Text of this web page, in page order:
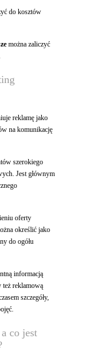
do kosztów
można zaliczyć
reklamę jako
na komunikację
szerokiego
Jest głównym
oferty
określić jako
do ogółu
informacją
też reklamową
szczegóły,
co jest